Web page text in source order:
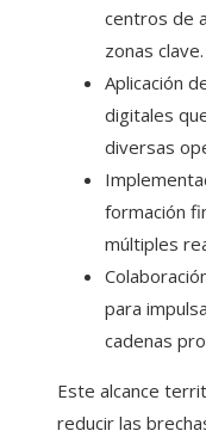
centros de
zonas clave.
Aplicación
digitales
diversas
formación
múltiples
para
cadenas
Este alcance
reducir las